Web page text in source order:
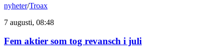
nyheter/Troax
7 augusti, 08:48
Fem aktier som tog revansch i juli